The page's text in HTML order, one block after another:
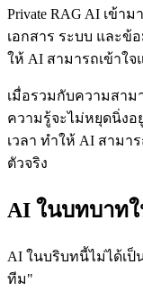
Private RAG AI เข้า
เอกสาร ระบบ และข้
ให้ AI สามารถเข้าใ
เมื่อรวมกับความสาม
ความรู้จะไม่หยุดนิ่งอ
เวลา ทำให้ AI สามา
ตัวจริง
AI ในบทบาทใ
AI ในบริบทนี้ไม่ได้เป็
ทีม"